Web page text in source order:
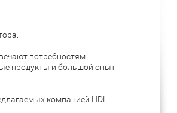
потребностям
продукты и большой опыт
компанией HDL